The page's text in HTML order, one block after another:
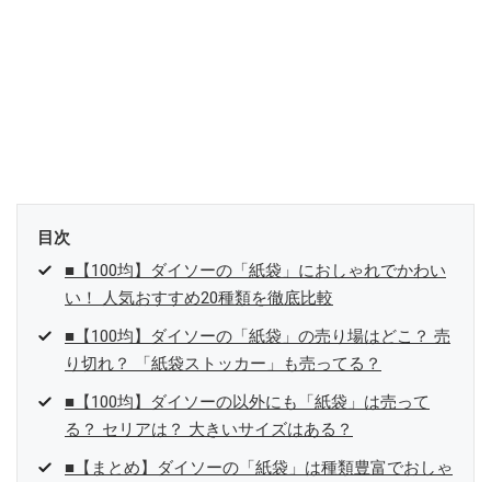
目次
■【100均】ダイソーの「紙袋」におしゃれでかわい
い！ 人気おすすめ20種類を徹底比較
■【100均】ダイソーの「紙袋」の売り場はどこ？ 売
り切れ？ 「紙袋ストッカー」も売ってる？
■【100均】ダイソーの以外にも「紙袋」は売って
る？ セリアは？ 大きいサイズはある？
■【まとめ】ダイソーの「紙袋」は種類豊富でおしゃ